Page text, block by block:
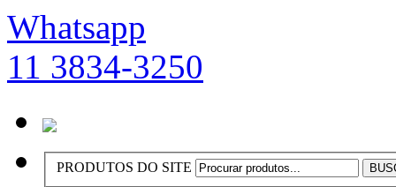
Whatsapp
11 3834-3250
PRODUTOS DO SITE